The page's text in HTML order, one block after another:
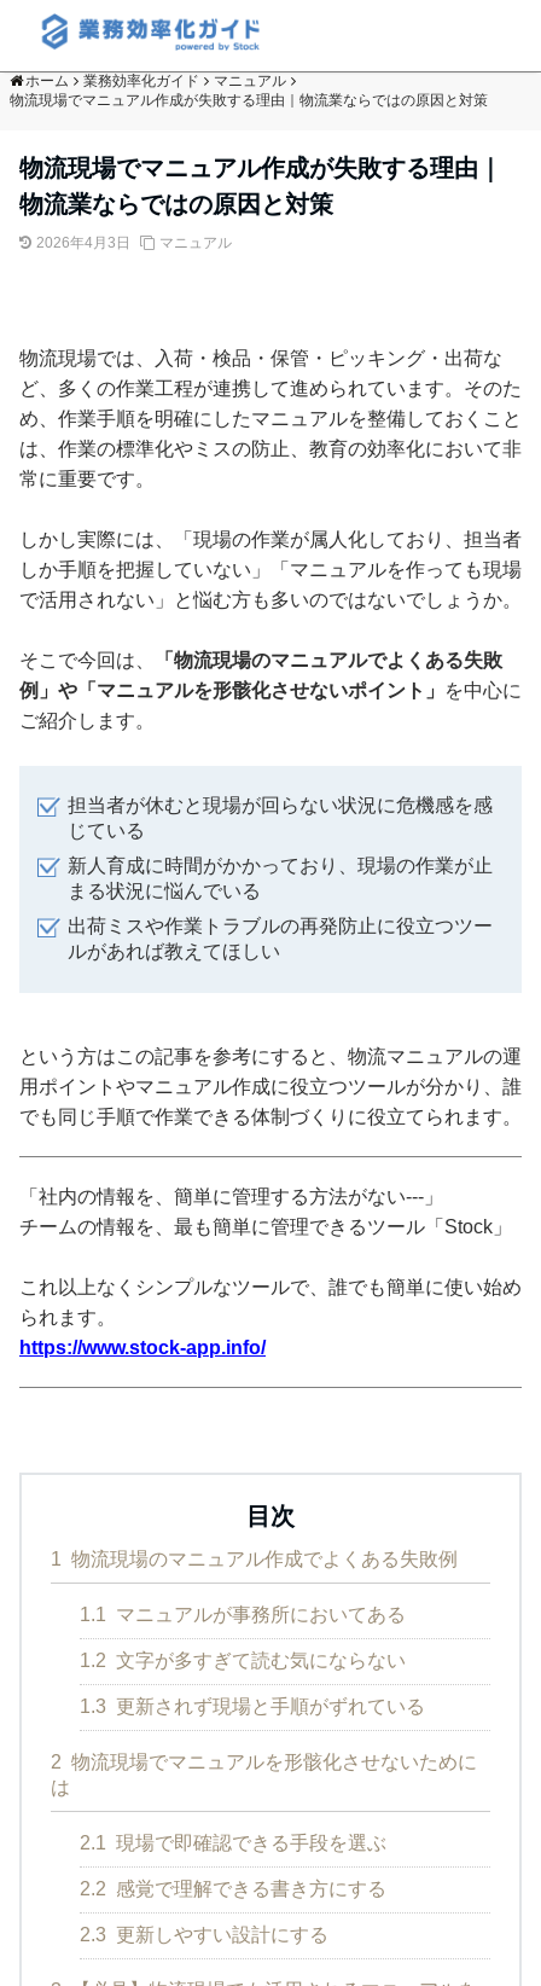
ホーム 業務効率化ガイド
マニュアル
物流現場でマニュアル作成が失敗する理由｜物流業ならではの原因と対策
物流現場でマニュアル作成が失敗する理由｜
物流業ならではの原因と対策
2026年4月3日 マニュアル
物流現場では、入荷・検品・保管・ピッキング・出荷な
ど、多くの作業工程が連携して進められています。そのた
め、作業手順を明確にしたマニュアルを整備しておくこと
は、作業の標準化やミスの防止、教育の効率化において非
常に重要です。
しかし実際には、「現場の作業が属人化しており、担当者
しか手順を把握していない」「マニュアルを作っても現場
で活用されない」と悩む方も多いのではないでしょうか。
そこで今回は、
「物流現場のマニュアルでよくある失敗
例」や「マニュアルを形骸化させないポイント」
を中心に
ご紹介します。
担当者が休むと現場が回らない状況に危機感を感
じている
新人育成に時間がかかっており、現場の作業が止
まる状況に悩んでいる
出荷ミスや作業トラブルの再発防止に役立つツー
ルがあれば教えてほしい
という方はこの記事を参考にすると、物流マニュアルの運
用ポイントやマニュアル作成に役立つツールが分かり、誰
でも同じ手順で作業できる体制づくりに役立てられます。
「社内の情報を、簡単に管理する方法がない---」
チームの情報を、最も簡単に管理できるツール「Stock」
これ以上なくシンプルなツールで、誰でも簡単に使い始め
られます。
https://www.stock-app.info/
目次
1 物流現場のマニュアル作成でよくある失敗例
1.1 マニュアルが事務所においてある
1.2 文字が多すぎて読む気にならない
1.3 更新されず現場と手順がずれている
2 物流現場でマニュアルを形骸化させないために
は
2.1 現場で即確認できる手段を選ぶ
2.2 感覚で理解できる書き方にする
2.3 更新しやすい設計にする